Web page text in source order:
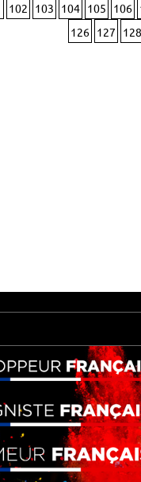
102 103 104 105 106
126 127 128